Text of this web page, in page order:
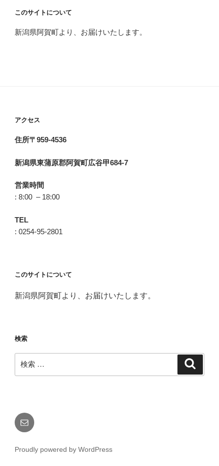
このサイトについて
新潟県阿賀町より、お届けいたします。
アクセス
住所〒959-4536
新潟県東蒲原郡阿賀町広谷甲684-7
営業時間
: 8:00 – 18:00
TEL
: 0254-95-2801
このサイトについて
新潟県阿賀町より、お届けいたします。
検索
検
索:
メ
ー
Proudly powered by WordPress